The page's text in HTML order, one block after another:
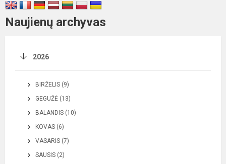
Naujienų archyvas
2026
BIRŽELIS (9)
GEGUŽĖ (13)
BALANDIS (10)
KOVAS (6)
VASARIS (7)
SAUSIS (2)